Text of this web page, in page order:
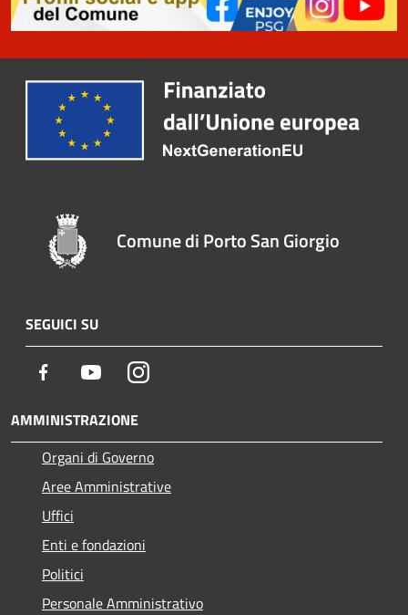
Comune di Porto San Giorgio
SEGUICI SU
Facebook YoutubeInstagram
AMMINISTRAZIONE
Organi di Governo
Aree Amministrative
Uffici
Enti e fondazioni
Politici
Personale Amministrativo